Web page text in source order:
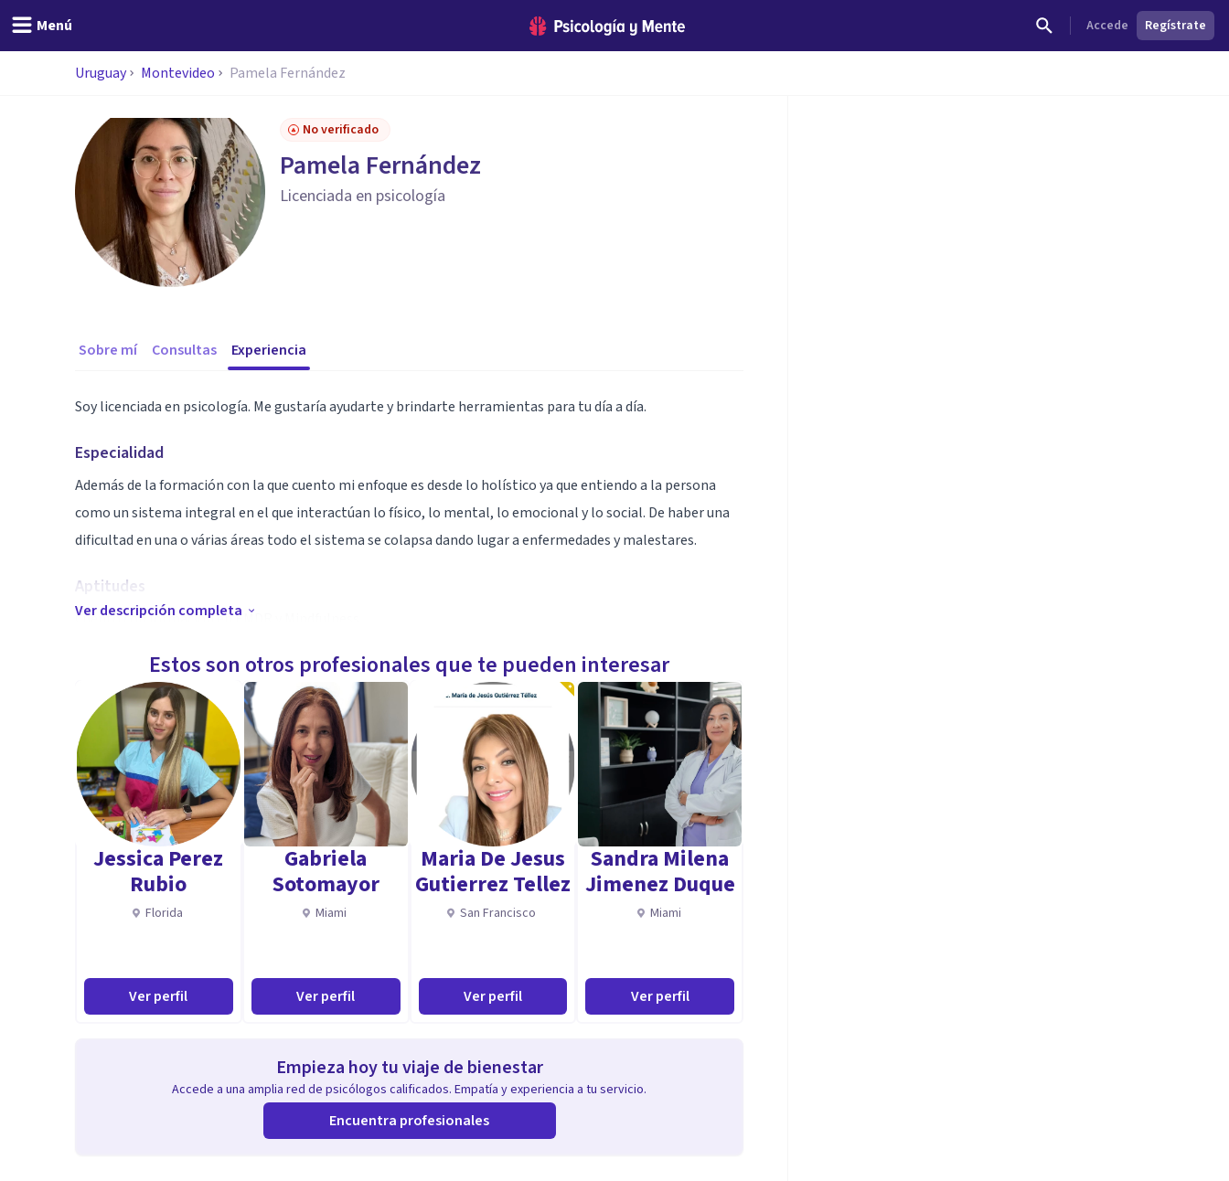
Menú Accede Regístrate
Uruguay Montevideo Pamela Fernández
No verificado
Pamela Fernández
Licenciada en psicología
Sobre mí Consultas Experiencia
Soy licenciada en psicología. Me gustaría ayudarte y brindarte herramientas para tu día a día.
Especialidad
Además de la formación con la que cuento mi enfoque es desde lo holístico ya que entiendo a la persona
como un sistema integral en el que interactúan lo físico, lo mental, lo emocional y lo social. De haber una
dificultad en una o várias áreas todo el sistema se colapsa dando lugar a enfermedades y malestares.
Aptitudes
Cuento con formación en EMDR y Mindfulness.
Ver descripción completa
Estos son otros profesionales que te pueden interesar
Jessica Perez
Rubio
Florida
Ver perfil
Gabriela
Sotomayor
Miami
Ver perfil
Maria De Jesus
Gutierrez Tellez
San Francisco
Ver perfil
Sandra Milena
Jimenez Duque
Miami
Ver perfil
Empieza hoy tu viaje de bienestar
Accede a una amplia red de psicólogos calificados. Empatía y experiencia a tu servicio.
Encuentra profesionales